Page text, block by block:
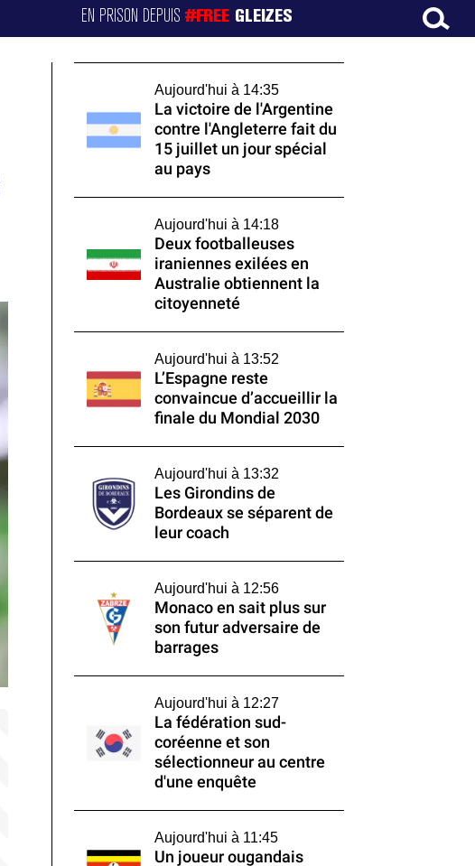
EN PRISON DEPUIS#FREE GLEIZES
Aujourd'hui à 14:35
La victoire de l'Argentine
contre l'Angleterre fait du
15 juillet un jour spécial
au pays
Aujourd'hui à 14:18
Deux footballeuses
iraniennes exilées en
Australie obtiennent la
citoyenneté
Aujourd'hui à 13:52
L’Espagne reste
convaincue d’accueillir la
finale du Mondial 2030
Aujourd'hui à 13:32
Les Girondins de
Bordeaux se séparent de
leur coach
Aujourd'hui à 12:56
Monaco en sait plus sur
son futur adversaire de
barrages
Aujourd'hui à 12:27
La fédération sud-
coréenne et son
sélectionneur au centre
d'une enquête
Aujourd'hui à 11:45
Un joueur ougandais